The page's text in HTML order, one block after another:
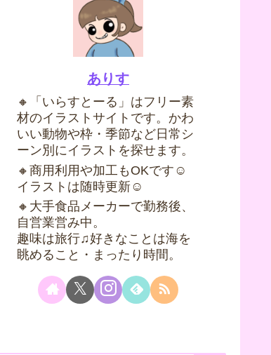
ありす
🔸「いらすとーる」はフリー素
材のイラストサイトです。かわ
いい動物や枠・季節など日常シ
ーン別にイラストを探せます。
🔸商用利用や加工もOKです☺
イラストは随時更新☺
🔸大手食品メーカーで勤務後、
自営業営み中。
趣味は旅行♫好きなことは海を
眺めること・まったり時間。